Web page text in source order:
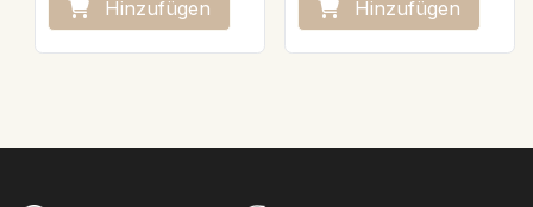
- Vanille-Makrone
- Schokoladen-Makrone
Hinzufügen
- Vanille-Himbeer-Timut-Lolli
- Karamell-Haselnuss-Lolli
Hinzufügen